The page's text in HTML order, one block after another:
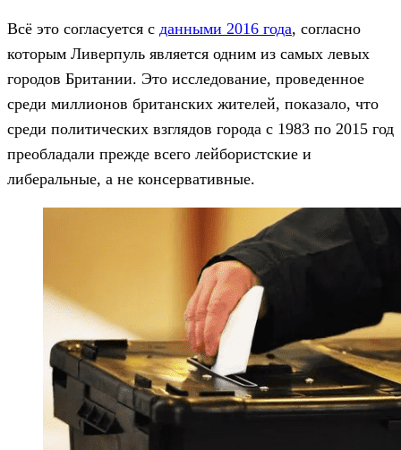
Всё это согласуется с данными 2016 года, согласно
которым Ливерпуль является одним из самых левых
городов Британии. Это исследование, проведенное
среди миллионов британских жителей, показало, что
среди политических взглядов города с 1983 по 2015 год
преобладали прежде всего лейбористские и
либеральные, а не консервативные.